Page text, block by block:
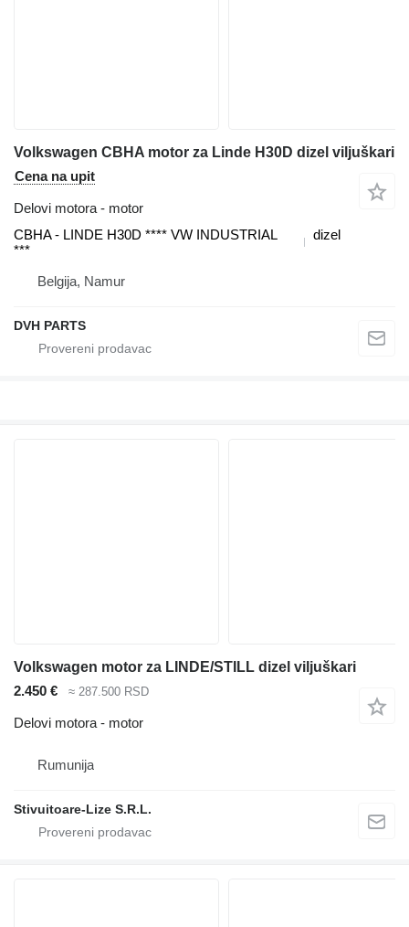
Volkswagen CBHA motor za Linde H30D dizel viljuškari
Cena na upit
Delovi motora - motor
CBHA - LINDE H30D **** VW INDUSTRIAL
***
dizel
Belgija, Namur
DVH PARTS
Volkswagen motor za LINDE/STILL dizel viljuškari
2.450 €
≈ 287.500 RSD
Delovi motora - motor
Rumunija
Stivuitoare-Lize S.R.L.